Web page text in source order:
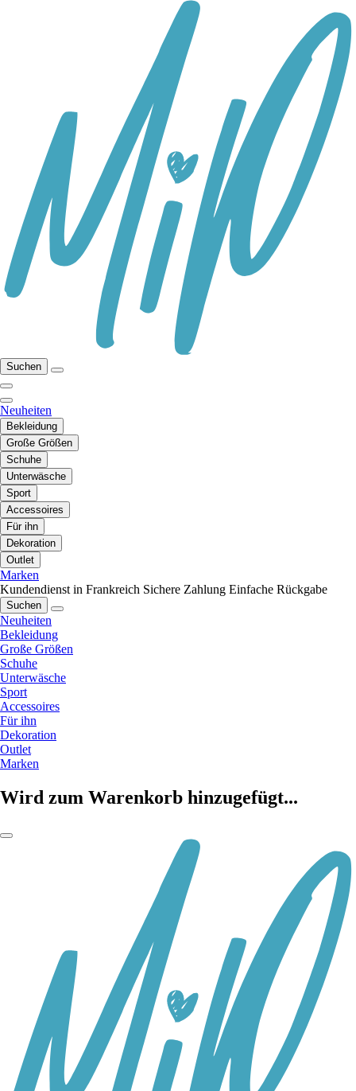
Suchen
Neuheiten
Bekleidung
Große Größen
Schuhe
Unterwäsche
Sport
Accessoires
Für ihn
Dekoration
Outlet
Marken
Kundendienst in Frankreich Sichere Zahlung Einfache Rückgabe
Suchen
Neuheiten
Bekleidung
Große Größen
Schuhe
Unterwäsche
Sport
Accessoires
Für ihn
Dekoration
Outlet
Marken
Wird zum Warenkorb hinzugefügt...